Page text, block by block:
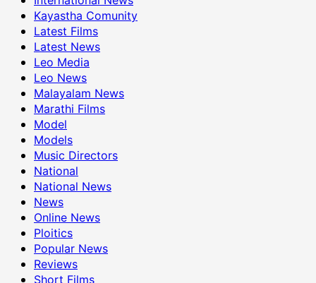
Kayastha Comunity
Latest Films
Latest News
Leo Media
Leo News
Malayalam News
Marathi Films
Model
Models
Music Directors
National
National News
News
Online News
Ploitics
Popular News
Reviews
Short Films